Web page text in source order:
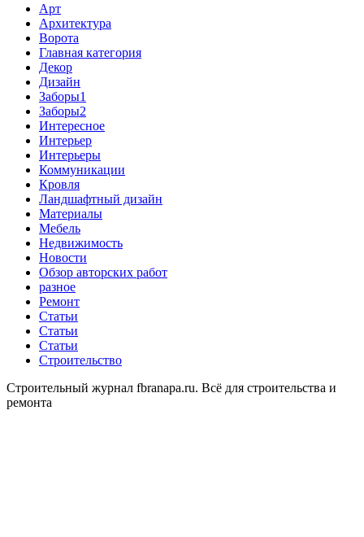
Арт
Архитектура
Ворота
Главная категория
Декор
Дизайн
Заборы1
Заборы2
Интересное
Интерьер
Интерьеры
Коммуникации
Кровля
Ландшафтный дизайн
Материалы
Мебель
Недвижимость
Новости
Обзор авторских работ
разное
Ремонт
Статьи
Статьи
Статьи
Строительство
Строительный журнал fbranapa.ru. Всё для строительства и
ремонта